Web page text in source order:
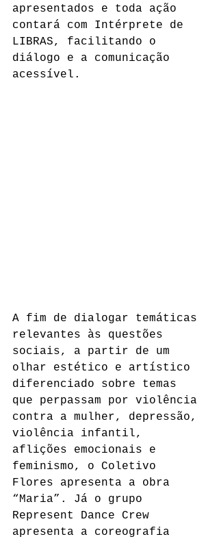
apresentados e toda ação
contará com Intérprete de
LIBRAS, facilitando o
diálogo e a comunicação
acessível.
A fim de dialogar temáticas
relevantes às questões
sociais, a partir de um
olhar estético e artístico
diferenciado sobre temas
que perpassam por violência
contra a mulher, depressão,
violência infantil,
aflições emocionais e
feminismo, o Coletivo
Flores apresenta a obra
“Maria”. Já o grupo
Represent Dance Crew
apresenta a coreografia